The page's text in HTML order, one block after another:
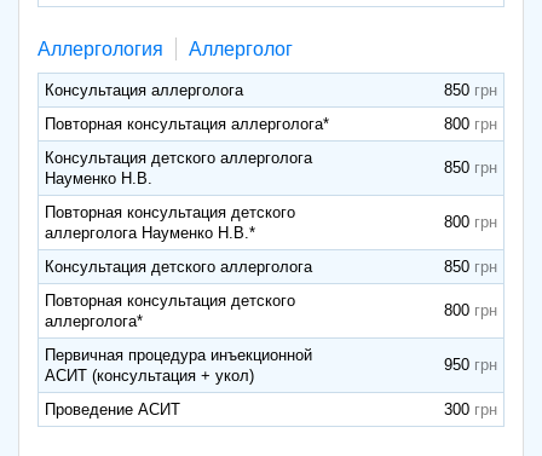
Аллергология Аллерголог
Консультация аллерголога
850
Повторная консультация аллерголога*
800
Консультация детского аллерголога
Науменко Н.В.
850
Повторная консультация детского
аллерголога Науменко Н.В.*
800
Консультация детского аллерголога
850
Повторная консультация детского
аллерголога*
800
Первичная процедура инъекционной
АСИТ (консультация + укол)
950
Проведение АСИТ 300